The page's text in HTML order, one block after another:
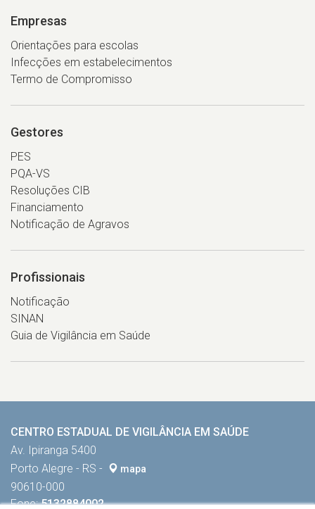
Empresas
Orientações para escolas
Infecções em estabelecimentos
Termo de Compromisso
Gestores
PES
PQA-VS
Resoluções CIB
Financiamento
Notificação de Agravos
Profissionais
Notificação
SINAN
Guia de Vigilância em Saúde
CENTRO ESTADUAL DE VIGILÂNCIA EM SAÚDE
Av. Ipiranga 5400
Porto Alegre - RS -
mapa
90610-000
Fone:5132884002